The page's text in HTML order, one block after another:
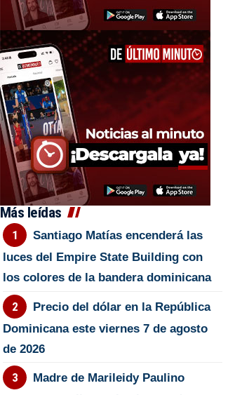
Más leídas
Santiago Matías encenderá las
luces del Empire State Building con
los colores de la bandera dominicana
Precio del dólar en la República
Dominicana este viernes 7 de agosto
de 2026
Madre de Marileidy Paulino